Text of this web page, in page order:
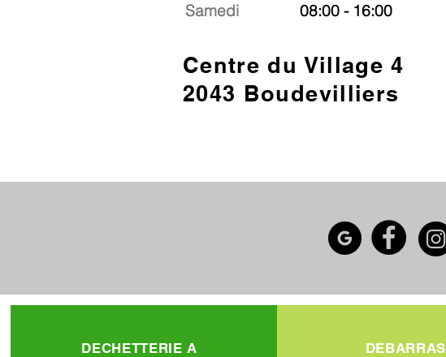
Samedi
08:00 - 16:00
Centre du Village 4
2043 Boudevilliers
DECHETTERIE A
DEBARRAS